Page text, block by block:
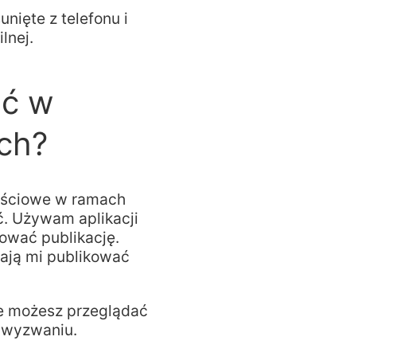
z telefonu i
w
w ramach
Używam aplikacji
publikację.
mi publikować
możesz przeglądać